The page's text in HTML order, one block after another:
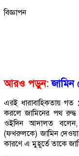
বিজ্ঞাপন
আরও পড়ুন: জামিন
এরই ধারাবাহিকতায় গত
করলে জামিনের পথ রুদ্ধ
ওইদিন আদালত বলেন,
(ফখরুলকে) জামিন দেওয়া
কারণে এ মুহূর্তে তাকে